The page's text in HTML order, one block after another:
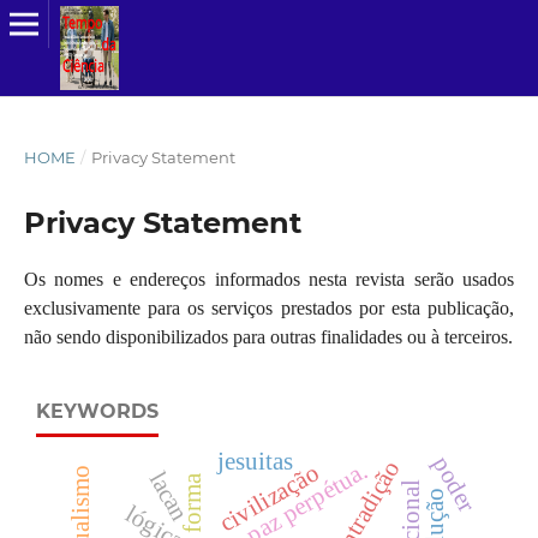
HOME / Privacy Statement
Privacy Statement
Os nomes e endereços informados nesta revista serão usados
exclusivamente para os serviços prestados por esta publicação,
não sendo disponibilizados para outras finalidades ou à terceiros.
KEYWORDS
paz perpétua.
forma civilização
jesuitas poder
lacan